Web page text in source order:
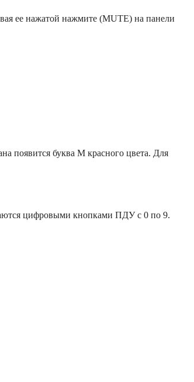
ее нажатой нажмите (MUTE) на панели
появится буква М красного цвета. Для
цифровыми кнопками ПДУ с 0 по 9.